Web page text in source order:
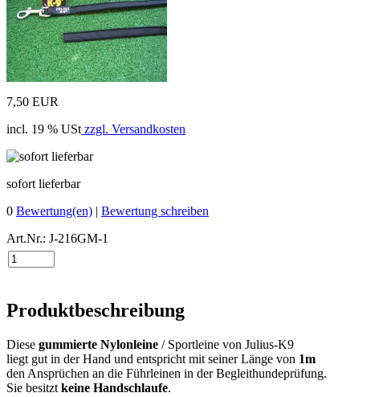
7,50 EUR
incl. 19 % USt zzgl. Versandkosten
sofort lieferbar
0 Bewertung(en) | Bewertung schreiben
Art.Nr.: J-216GM-1
Produktbeschreibung
Diese gummierte Nylonleine / Sportleine von Julius-K9
liegt gut in der Hand und entspricht mit seiner Länge von 1m
den Ansprüchen an die Führleinen in der Begleithundeprüfung.
Sie besitzt keine Handschlaufe.